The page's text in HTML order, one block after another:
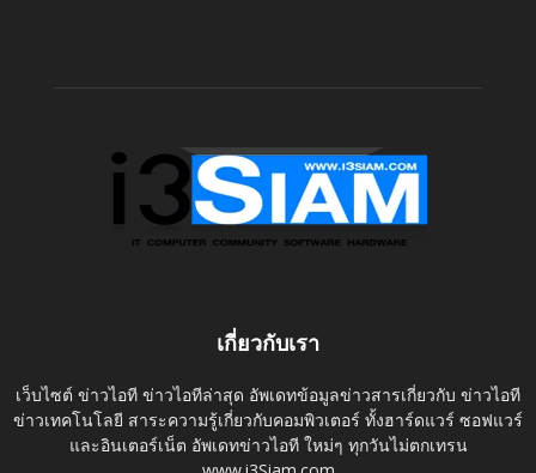
เกี่ยวกับเรา
เว็บไซต์ ข่าวไอที ข่าวไอทีล่าสุด อัพเดทข้อมูลข่าวสารเกี่ยวกับ ข่าวไอที
ข่าวเทคโนโลยี สาระความรู้เกี่ยวกับคอมพิวเตอร์ ทั้งฮาร์ดแวร์ ซอฟแวร์
และอินเตอร์เน็ต อัพเดทข่าวไอที ใหม่ๆ ทุกวันไม่ตกเทรน